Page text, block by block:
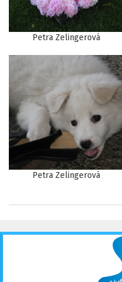
Petra Zelingerová
Petra Zelingerová